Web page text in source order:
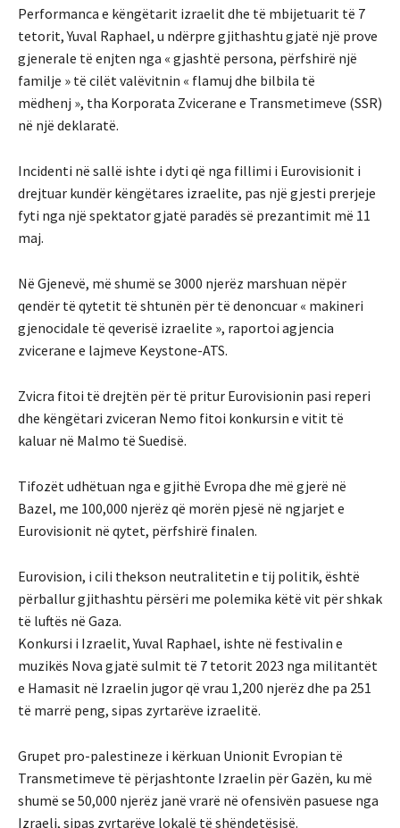
Performanca e këngëtarit izraelit dhe të mbijetuarit të 7
tetorit, Yuval Raphael, u ndërpre gjithashtu gjatë një prove
gjenerale të enjten nga « gjashtë persona, përfshirë një
familje » të cilët valëvitnin « flamuj dhe bilbila të
mëdhenj », tha Korporata Zvicerane e Transmetimeve (SSR)
në një deklaratë.
Incidenti në sallë ishte i dyti që nga fillimi i Eurovisionit i
drejtuar kundër këngëtares izraelite, pas një gjesti prerjeje
fyti nga një spektator gjatë paradës së prezantimit më 11
maj.
Në Gjenevë, më shumë se 3000 njerëz marshuan nëpër
qendër të qytetit të shtunën për të denoncuar « makineri
gjenocidale të qeverisë izraelite », raportoi agjencia
zvicerane e lajmeve Keystone-ATS.
Zvicra fitoi të drejtën për të pritur Eurovisionin pasi reperi
dhe këngëtari zviceran Nemo fitoi konkursin e vitit të
kaluar në Malmo të Suedisë.
Tifozët udhëtuan nga e gjithë Evropa dhe më gjerë në
Bazel, me 100,000 njerëz që morën pjesë në ngjarjet e
Eurovisionit në qytet, përfshirë finalen.
Eurovision, i cili thekson neutralitetin e tij politik, është
përballur gjithashtu përsëri me polemika këtë vit për shkak
të luftës në Gaza.
Konkursi i Izraelit, Yuval Raphael, ishte në festivalin e
muzikës Nova gjatë sulmit të 7 tetorit 2023 nga militantët
e Hamasit në Izraelin jugor që vrau 1,200 njerëz dhe pa 251
të marrë peng, sipas zyrtarëve izraelitë.
Grupet pro-palestineze i kërkuan Unionit Evropian të
Transmetimeve të përjashtonte Izraelin për Gazën, ku më
shumë se 50,000 njerëz janë vrarë në ofensivën pasuese nga
Izraeli, sipas zyrtarëve lokalë të shëndetësisë.